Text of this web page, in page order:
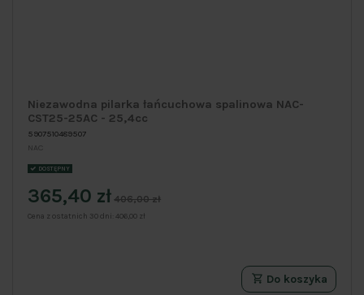
Niezawodna pilarka łańcuchowa spalinowa NAC-
CST25-25AC - 25,4cc
5907510489507
NAC
DOSTĘPNY
365,40 zł 406,00 zł
Cena z ostatnich 30 dni:406,00 zł
Do koszyka